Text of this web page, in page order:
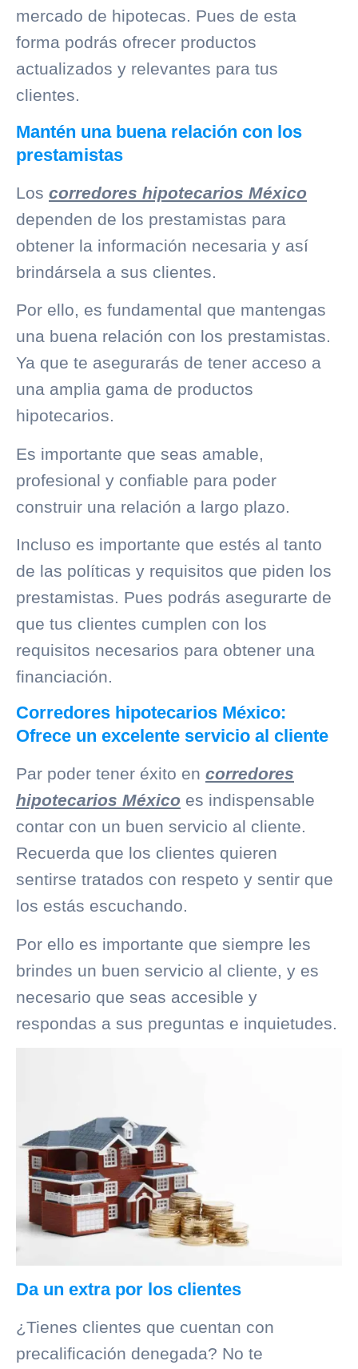
mercado de hipotecas. Pues de esta
forma podrás ofrecer productos
actualizados y relevantes para tus
clientes.
Mantén una buena relación con los
prestamistas
Los corredores hipotecarios México
dependen de los prestamistas para
obtener la información necesaria y así
brindársela a sus clientes.
Por ello, es fundamental que mantengas
una buena relación con los prestamistas.
Ya que te asegurarás de tener acceso a
una amplia gama de productos
hipotecarios.
Es importante que seas amable,
profesional y confiable para poder
construir una relación a largo plazo.
Incluso es importante que estés al tanto
de las políticas y requisitos que piden los
prestamistas. Pues podrás asegurarte de
que tus clientes cumplen con los
requisitos necesarios para obtener una
financiación.
Corredores hipotecarios México:
Ofrece un excelente servicio al cliente
Par poder tener éxito en corredores
hipotecarios México es indispensable
contar con un buen servicio al cliente.
Recuerda que los clientes quieren
sentirse tratados con respeto y sentir que
los estás escuchando.
Por ello es importante que siempre les
brindes un buen servicio al cliente, y es
necesario que seas accesible y
respondas a sus preguntas e inquietudes.
Da un extra por los clientes
¿Tienes clientes que cuentan con
precalificación denegada? No te